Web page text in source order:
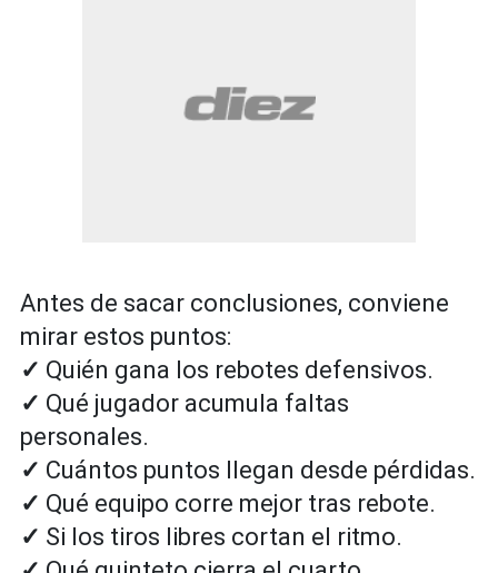
Antes de sacar conclusiones, conviene
mirar estos puntos:
✓ Quién gana los rebotes defensivos.
✓ Qué jugador acumula faltas
personales.
✓ Cuántos puntos llegan desde pérdidas.
✓ Qué equipo corre mejor tras rebote.
✓ Si los tiros libres cortan el ritmo.